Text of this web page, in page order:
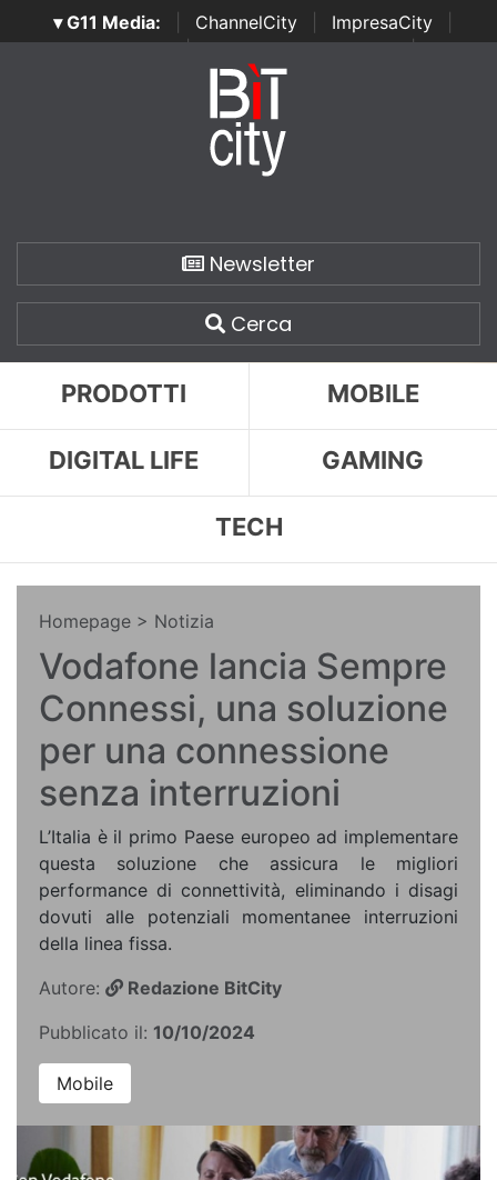
▾ G11 Media: ChannelCity ImpresaCity
SecurityOpenLab | Italian Channel Awards | Italian
Italian Security Awards
Newsletter
Cerca
PRODOTTI MOBILE
DIGITAL LIFE GAMING
TECH
Homepage > Notizia
Vodafone lancia Sempre
Connessi, una soluzione
per una connessione
senza interruzioni
L’Italia è il primo Paese europeo ad implementare
questa soluzione che assicura le migliori
performance di connettività, eliminando i disagi
dovuti alle potenziali momentanee interruzioni
della linea fissa.
Autore:
Redazione BitCity
Pubblicato il: 10/10/2024
Mobile